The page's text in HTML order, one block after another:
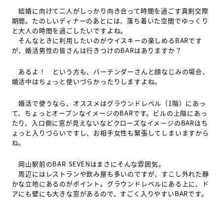
結婚に向けて二人がしっかり向き合って時間を過ごす真剣交際
期間。たのしいディナーのあとには、落ち着いた空間でゆっくり
と大人の時間を過ごしたいですよね。
そんなときに利用したいのがウイスキーの楽しめるBARです
が、婚活男性の皆さんは行きつけのBARはありますか？
あるよ！ という方も、バーテンダーさんと顔なじみの場合、
婚活中はちょっと使いづらかったりしますよね。
婚活で使うなら、オススメはグラウンドレベル（1階）にあっ
て、ちょっとオープンなイメージのBARです。ビルの上階にあっ
たり、入口側に窓が見えないなどクローズなイメージのBARはち
ょっと入りづらいですし、お相手女性も緊張してしまいますから
ね。
岡山駅前のBAR SEVENはまさにそんな雰囲気。
周辺にはレストランや飲み屋も多いのですが、すこし外れた静
かな立地にあるのがポイント。グラウンドレベルにある上に、ド
アにも壁にも大きな窓があるので、すごく入りやすいBARです。